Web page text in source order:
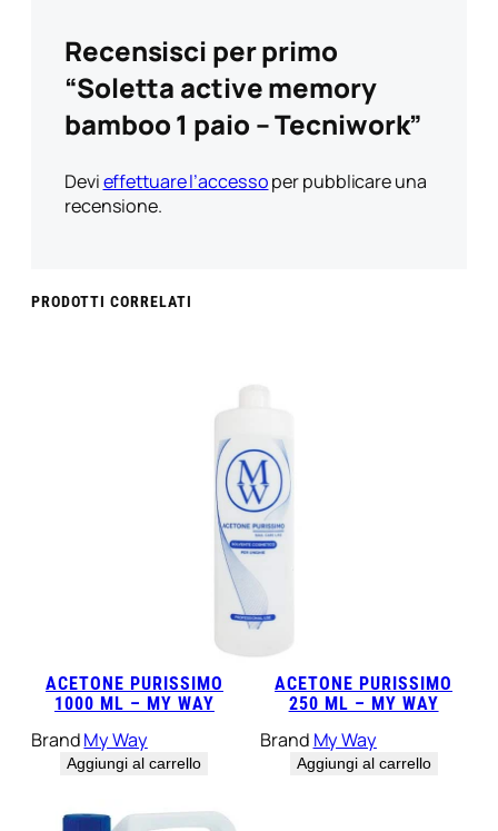
Recensisci per primo
“Soletta active memory
bamboo 1 paio – Tecniwork”
Devieffettuare l’accessoper pubblicare una
recensione.
PRODOTTI CORRELATI
ACETONE PURISSIMO
1000 ML – MY WAY
BrandMy Way
Aggiungi al carrello
ACETONE PURISSIMO
250 ML – MY WAY
Brand My Way
Aggiungi al carrello